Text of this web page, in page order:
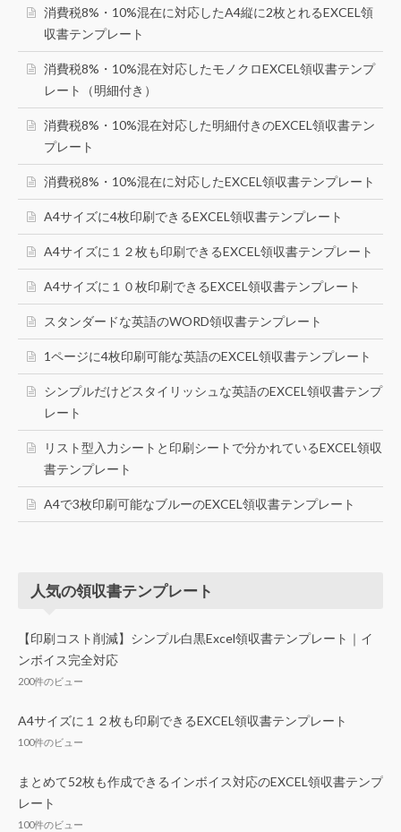
消費税8%・10%混在に対応したA4縦に2枚とれるEXCEL領
収書テンプレート
消費税8%・10%混在対応したモノクロEXCEL領収書テンプ
レート（明細付き）
消費税8%・10%混在対応した明細付きのEXCEL領収書テン
プレート
消費税8%・10%混在に対応したEXCEL領収書テンプレート
A4サイズに4枚印刷できるEXCEL領収書テンプレート
A4サイズに１２枚も印刷できるEXCEL領収書テンプレート
A4サイズに１０枚印刷できるEXCEL領収書テンプレート
スタンダードな英語のWORD領収書テンプレート
1ページに4枚印刷可能な英語のEXCEL領収書テンプレート
シンプルだけどスタイリッシュな英語のEXCEL領収書テンプ
レート
リスト型入力シートと印刷シートで分かれているEXCEL領収
書テンプレート
A4で3枚印刷可能なブルーのEXCEL領収書テンプレート
人気の領収書テンプレート
【印刷コスト削減】シンプル白黒Excel領収書テンプレート｜イ
ンボイス完全対応
200件のビュー
A4サイズに１２枚も印刷できるEXCEL領収書テンプレート
100件のビュー
まとめて52枚も作成できるインボイス対応のEXCEL領収書テンプ
レート
100件のビュー